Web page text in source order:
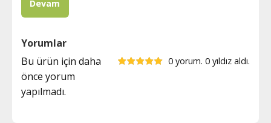
Yorumlar
0 yorum. 0 yıldız aldı.
Bu ürün için daha
önce yorum
yapılmadı.